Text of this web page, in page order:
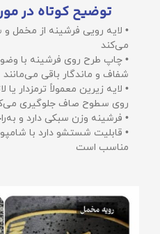
توضیح کوتاه در
• لایه رویی فرشینه از مخمل
می‌کند
• چاپ طرح روی فرشینه با
شفاف و ماندگار باقی می‌مانند
• لایه زیرین معمولاً ترمزدار
روی سطوح صاف جلوگیری
• فرشینه وزن سبکی دارد و
• قابلیت شستشو دارد با
مناسب است